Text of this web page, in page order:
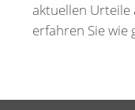
aktuellen Urteile
erfahren Sie wie